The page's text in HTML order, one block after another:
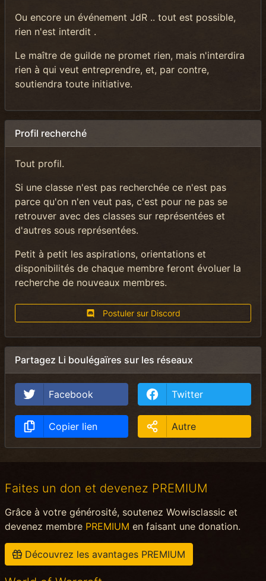
Ou encore un événement JdR .. tout est possible,
rien n'est interdit .
Le maître de guilde ne promet rien, mais n'interdira
rien à qui veut entreprendre, et, par contre,
soutiendra toute initiative.
Profil recherché
Tout profil.
Si une classe n'est pas recherchée ce n'est pas
parce qu'on n'en veut pas, c'est pour ne pas se
retrouver avec des classes sur représentées et
d'autres sous représentées.
Petit à petit les aspirations, orientations et
disponibilités de chaque membre feront évoluer la
recherche de nouveaux membres.
Postuler sur Discord
Partagez Li boulégaïres sur les réseaux
Facebook Twitter
Copier lien Autre
Faites un don et devenez PREMIUM
Grâce à votre générosité, soutenez Wowisclassic et
devenez membre PREMIUM en faisant une donation.
Découvrez les avantages PREMIUM